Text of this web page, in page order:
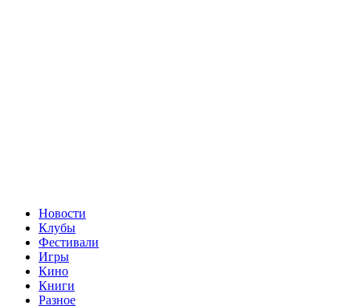
Новости
Клубы
Фестивали
Игры
Кино
Книги
Разное